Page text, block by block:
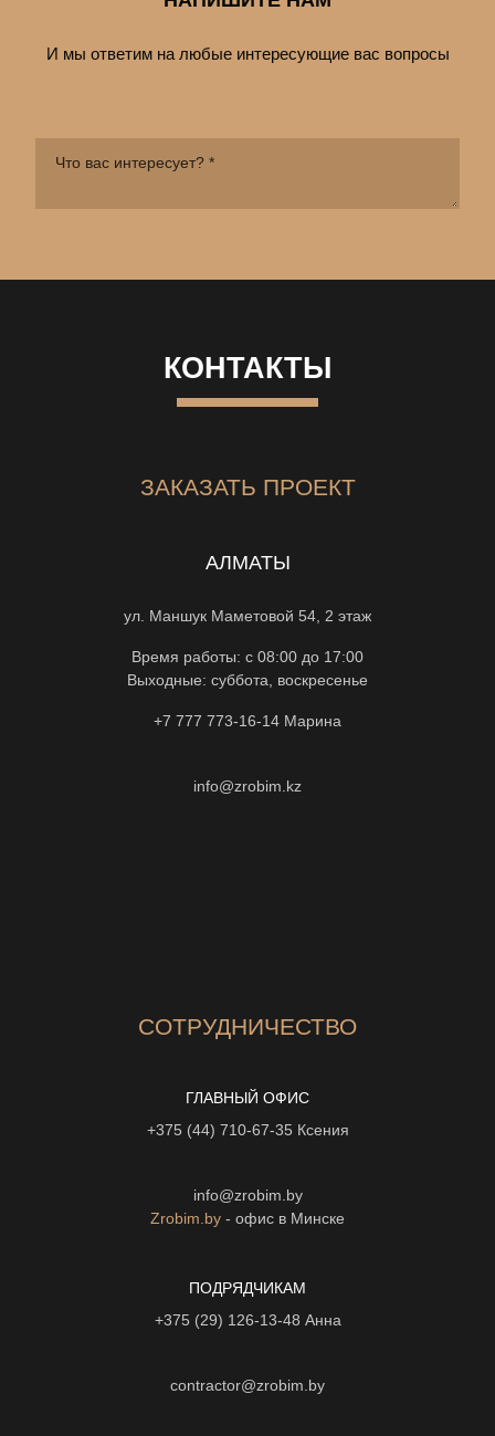
И мы ответим на любые интересующие вас вопросы
КОНТАКТЫ
ЗАКАЗАТЬ ПРОЕКТ
АЛМАТЫ
ул. Маншук Маметовой 54, 2 этаж
Время работы: с 08:00 до 17:00
Выходные: суббота, воскресенье
+7 777 773-16-14 Марина
info@zrobim.kz
СОТРУДНИЧЕСТВО
ГЛАВНЫЙ ОФИС
+375 (44) 710-67-35 Ксения
info@zrobim.by
Zrobim.by - офис в Минске
ПОДРЯДЧИКАМ
+375 (29) 126-13-48 Анна
contractor@zrobim.by